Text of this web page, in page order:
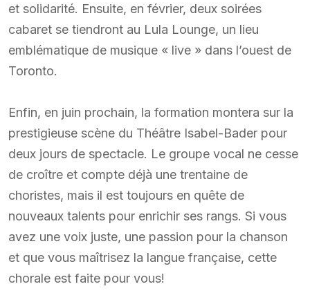
et solidarité. Ensuite, en février, deux soirées
cabaret se tiendront au Lula Lounge, un lieu
emblématique de musique « live » dans l’ouest de
Toronto.
Enfin, en juin prochain, la formation montera sur la
prestigieuse scène du Théâtre Isabel-Bader pour
deux jours de spectacle. Le groupe vocal ne cesse
de croître et compte déjà une trentaine de
choristes, mais il est toujours en quête de
nouveaux talents pour enrichir ses rangs. Si vous
avez une voix juste, une passion pour la chanson
et que vous maîtrisez la langue française, cette
chorale est faite pour vous!